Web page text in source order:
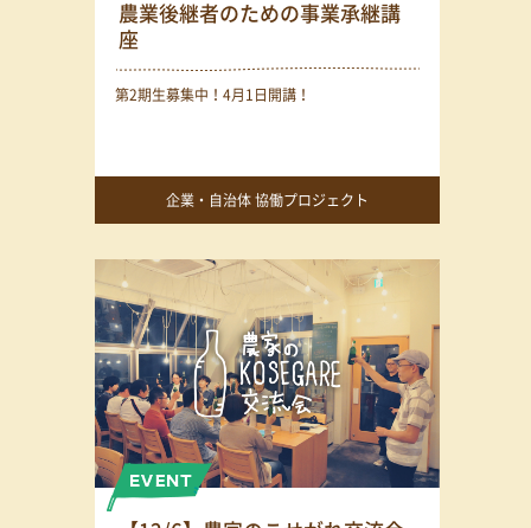
農業後継者のための事業承継講
座
第2期生募集中！4月1日開講！
企業・自治体 協働プロジェクト